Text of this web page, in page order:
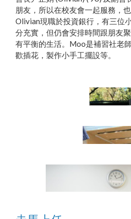
朋友，所以在校友會一起服務，
Olivian現職於投資銀行，有三位
分充實，但仍會安排時間跟朋友
有平衡的生活。Moo是補習社老
歡插花，製作小手工擺設等。